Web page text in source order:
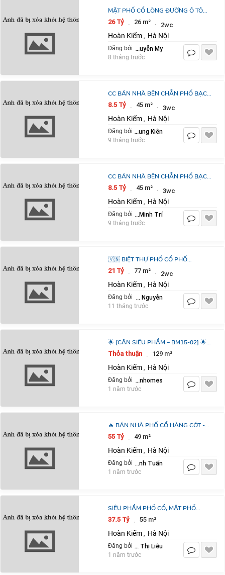
MẶT PHỐ CỔ LÒNG ĐƯỜNG Ô TÔ
TRÁNH, VỈA HÈ MÊNH MÔNG, KINH
DOANH VÔ ĐỐI 5 TẦNG ĐẸP NHỈNH
25 TỶ
26 Tỷ · 26 m² · 2wc
Hoàn Kiếm , Hà Nội
Đăng bởi Nguyễn My
8 tháng trước
CC BÁN NHÀ BÊN CHẴN PHỐ BẠCH
ĐẰNG, 45M2X 3 TẦNG, 4 NGỦ, 25M
RA MẶT PHỐ,
8.5 Tỷ · 45 m² · 3wc
Hoàn Kiếm , Hà Nội
Đăng bởi Nguyễn Trung Kiên
9 tháng trước
CC BÁN NHÀ BÊN CHẴN PHỐ BẠCH
ĐẰNG, 45M2X 3 TẦNG, 4 NGỦ, 25M
RA MẶT PHỐ, 8.X TỶ
8.5 Tỷ · 45 m² · 3wc
Hoàn Kiếm , Hà Nội
Đăng bởi Lê Minh Trí
9 tháng trước
🇻🇳 BIỆT THỰ PHỐ CỔ PHỐ
NGUYỄN GIA THIỀU - GIÁ: 21TỶ HÀ
21 Tỷ · 77 m² · 2wc
Hoàn Kiếm , Hà Nội
Đăng bởi Ngọc Nguyễn
11 tháng trước
🌟 [CĂN SIÊU PHẨM – BM15-02] 🌟
✨ VỊ TRÍ ĐẮC ĐỊA – ĐỐI DIỆN BBQ
PARK, VÀI BƯỚC RA SPRING PARK
&
Thỏa thuận · 129 m²
Hoàn Kiếm , Hà Nội
Đăng bởi Thảo BĐS Vinhomes
1 năm trước
🔥 BÁN NHÀ PHỐ CỔ HÀNG CÓT -
LÔ GÓC 3 MẶT THOÁNG - MẶT TIỀN
HOA HẬU - KINH DOANH CỰC ĐỈNH
🔥
55 Tỷ · 49 m²
Hoàn Kiếm , Hà Nội
Đăng bởi Nguyễn Anh Tuấn
1 năm trước
SIÊU PHẨM PHỐ CỔ, MẶT PHỐ
HÀNG ĐIẾU, 1 SỔ, 1 CHỦ, VUÔNG
NỞ HẬU, DT 55M, 6 TẦNG, THÁNG
MÁY, CHỈ
37.5 Tỷ · 55 m²
Hoàn Kiếm , Hà Nội
Đăng bởi Nguyễn Thị Liễu
1 năm trước